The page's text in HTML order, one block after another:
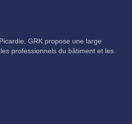
GRK propose une large
professionnels du bâtiment et les